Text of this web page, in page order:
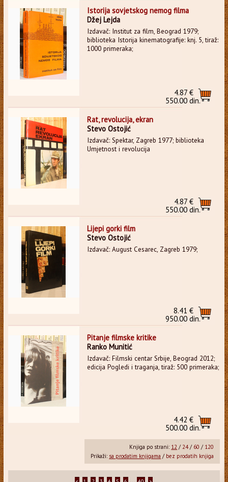
Istorija sovjetskog nemog filma
Džej Lejda
Izdavač: Institut za film, Beograd 1979;
biblioteka Istorija kinematografije: knj. 5, tiraž:
1000 primeraka;
4.87 €
550.00 din.
Rat, revolucija, ekran
Stevo Ostojić
Izdavač: Spektar, Zagreb 1977; biblioteka
Umjetnost i revolucija
4.87 €
550.00 din.
Lijepi gorki film
Stevo Ostojić
Izdavač: August Cesarec, Zagreb 1979;
8.41 €
950.00 din.
Pitanje filmske kritike
Ranko Munitić
Izdavač: Filmski centar Srbije, Beograd 2012;
edicija Pogledi i traganja, tiraž: 500 primeraka;
4.42 €
500.00 din.
Knjiga po strani: 12 /24/ 60 / 120
Prikaži: sa prodatim knjigama / bez prodatih knjiga